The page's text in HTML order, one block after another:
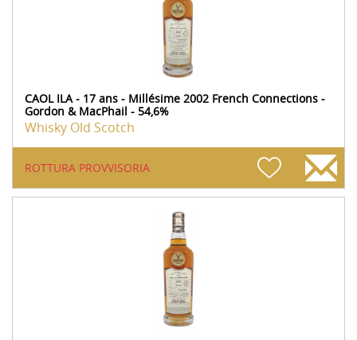
CAOL ILA - 17 ans - Millésime 2002 French Connections -
Gordon & MacPhail - 54,6%
Whisky Old Scotch
ROTTURA PROVVISORIA